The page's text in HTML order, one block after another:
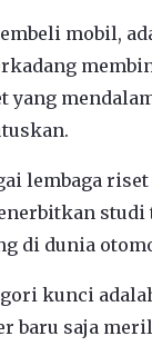
mobil,
yang
lembaga
studi
di dunia
kunci
baru saja